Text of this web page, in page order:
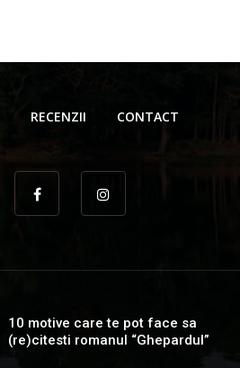
RECENZII CONTACT
10 motive care te pot face sa
(re)citesti romanul “Ghepardul”